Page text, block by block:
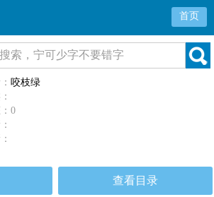
首页
咬枝绿
0
查看目录